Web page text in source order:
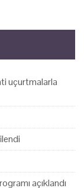
uçurtmalarla
açıklandı